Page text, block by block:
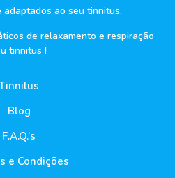
ao seu tinnitus.
de relaxamento e respiração
tinnitus !
Blog
F.A.Q.’s
e Condições